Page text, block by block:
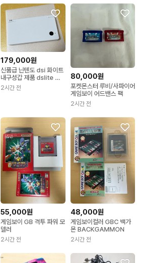
179,000원
신품급 닌텐도 dsi 화이트
내구성갑 제품 dslite 게
임보이x
2시간 전
80,000원
포켓몬스터 루비/사파이어
게임보이 어드밴스 팩
2시간 전
55,000원
게임보이 GB 격투 파워 모
델러
2시간 전
48,000원
게임보이컬러 GBC 백가
몬 BACKGAMMON
2시간 전